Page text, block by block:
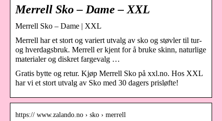
Merrell Sko – Dame – XXL
Merrell Sko – Dame | XXL
Merrell har et stort og variert utvalg av sko og støvler til tur-
og hverdagsbruk. Merrell er kjent for å bruke skinn, naturlige
materialer og diskret fargevalg …
Gratis bytte og retur. Kjøp Merrell Sko på xxl.no. Hos XXL
har vi et stort utvalg av Sko med 30 dagers prisløfte!
https:// www.zalando.no › sko › merrell